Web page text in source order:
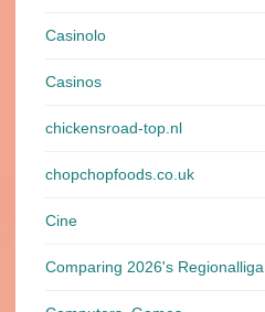
Casinolo
Casinos
chickensroad-top.nl
chopchopfoods.co.uk
Cine
Comparing 2026's Regionalliga